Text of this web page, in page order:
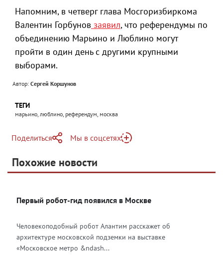
Напомним, в четверг глава Мосгоризбиркома
Валентин Горбунов заявил, что референдумы по
объединению Марьино и Люблино могут
пройти в один день с другими крупными
выборами.
Автор: Сергей Коршунов
ТЕГИ
марьино, люблино, референдум, москва
Поделиться
Telegram
Одноклассники
Мы в соцсетях
Яндекс Дзен
Похожие новости
Первый робот-гид появился в Москве
Человекоподобный робот Алантим расскажет об
архитектуре московской подземки на выставке
«Московское метро &ndash...